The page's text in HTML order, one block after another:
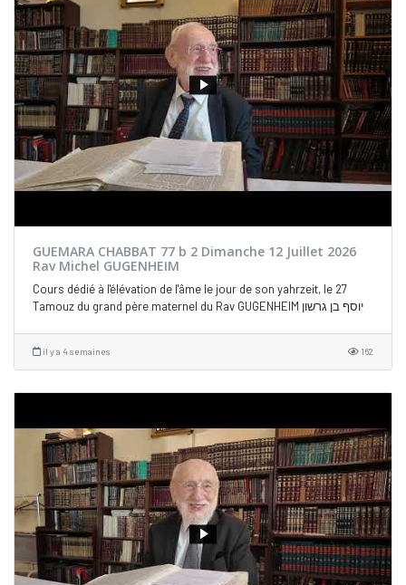
GUEMARA CHABBAT 77 b 2 Dimanche 12 Juillet 2026
Rav Michel GUGENHEIM
Cours dédié à l'élévation de l'âme le jour de son yahrzeit, le 27
Tamouz du grand père maternel du Rav GUGENHEIM יוסף בן גרשון
il y a 4 semaines 162